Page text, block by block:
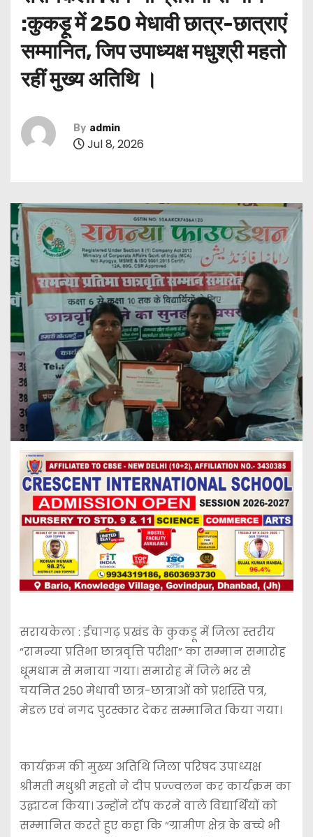
:कुकड़ू में 250 मेधावी छात्र-छात्राएं
सम्मानित, जिप उपाध्यक्ष मधुश्री महतो
रहीं मुख्य अतिथि ।
By admin
Jul 8, 2026
सरायकेला : ईचागढ़ प्रखंड के कुकड़ू में जिला स्तरीय
“रामन्या प्रतिभा छात्रवृत्ति परीक्षा” का सम्मान समारोह
धूमधाम से मनाया गया। समारोह में जिले भर से
चयनित 250 मेधावी छात्र-छात्राओं को प्रशस्ति पत्र,
मेडल एवं नगद पुरस्कार देकर सम्मानित किया गया।
कार्यक्रम की मुख्य अतिथि जिला परिषद उपाध्यक्ष
श्रीमती मधुश्री महतो ने दीप प्रज्ज्वलन कर कार्यक्रम का
उद्घाटन किया। उन्होंने टॉप करने वाले विद्यार्थियों को
सम्मानित करते हुए कहा कि “ग्रामीण क्षेत्र के बच्चे भी